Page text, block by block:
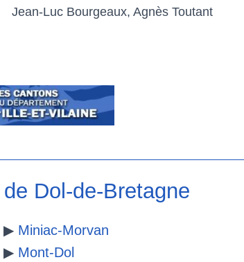
Jean-Luc Bourgeaux, Agnès Toutant
Dol-de-Bretagne
▶ Miniac-Morvan
▶ Mont-Dol